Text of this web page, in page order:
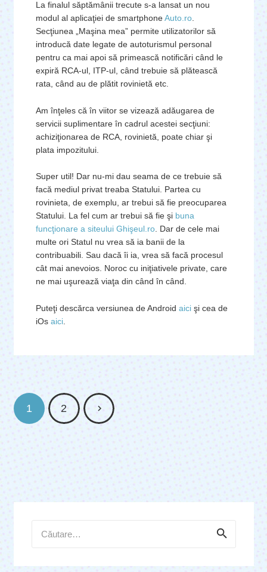
La finalul săptămânii trecute s-a lansat un nou
modul al aplicaţiei de smartphone Auto.ro.
Secţiunea „Maşina mea” permite utilizatorilor să
introducă date legate de autoturismul personal
pentru ca mai apoi să primească notificări când le
expiră RCA-ul, ITP-ul, când trebuie să plătească
rata, când au de plătit rovinietă etc.
Am înţeles că în viitor se vizează adăugarea de
servicii suplimentare în cadrul acestei secţiuni:
achiziţionarea de RCA, rovinietă, poate chiar şi
plata impozitului.
Super util! Dar nu-mi dau seama de ce trebuie să
facă mediul privat treaba Statului. Partea cu
rovinieta, de exemplu, ar trebui să fie preocuparea
Statului. La fel cum ar trebui să fie şi buna
funcţionare a siteului Ghişeul.ro. Dar de cele mai
multe ori Statul nu vrea să ia banii de la
contribuabili. Sau dacă îi ia, vrea să facă procesul
cât mai anevoios. Noroc cu iniţiativele private, care
ne mai uşurează viaţa din când în când.
Puteţi descărca versiunea de Android aici şi cea de
iOs aici
1 2
după: